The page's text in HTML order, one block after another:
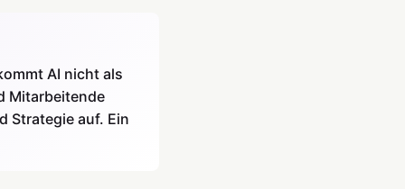
AI nicht als
Mitarbeitende
Strategie auf. Ein